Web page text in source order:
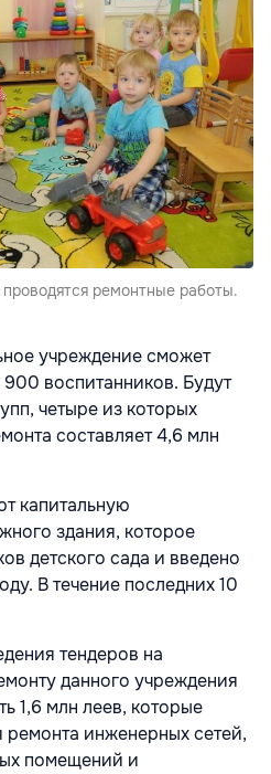
ремонтные работы.
учреждение сможет
воспитанников. Будут
четыре из которых
составляет 4,6 млн
капитальную
здания, которое
детского сада и введено
В течение последних 10
тендеров на
данного учреждения
1,6 млн леев, которые
ремонта инженерных сетей,
помещений и